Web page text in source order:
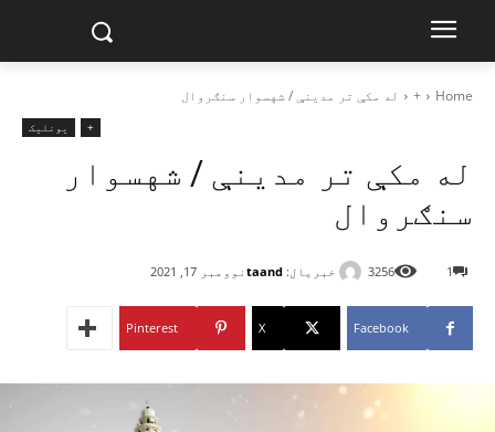
Home
+ له مکې تر مدینې / شهسوار سنګروال
+ یونلیک
له مکې تر مدینې / شهسوار
سنګروال
خبریال: taand نوومبر 17, 2021 1
3256
Facebook
X
Pinterest